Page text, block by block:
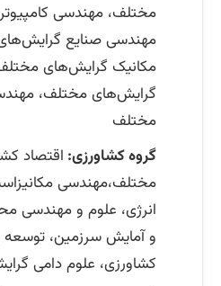
مختلف، مهندسی
مهندسی صنایع
مکانیک گرایش‌های
گرایش‌های مختلف،
مختلف
گروه کشاورزی: اقتصاد
مختلف،مهندسی
انرژی، علوم و مهندسی
و آمایش سرزمین، توسعه
كشاورزی، علوم دامی